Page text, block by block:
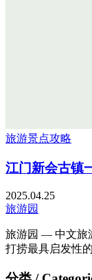
旅游景点攻略
江门新会古镇
2025.04.25
旅游园
旅游园 — 中文旅
打捞最具启发性